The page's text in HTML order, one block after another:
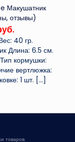
Макушатник
отзывы)
40 гр.
Длина: 6.5 см.
кормушки:
вертлюжка:
1 шт. […]
товаров.